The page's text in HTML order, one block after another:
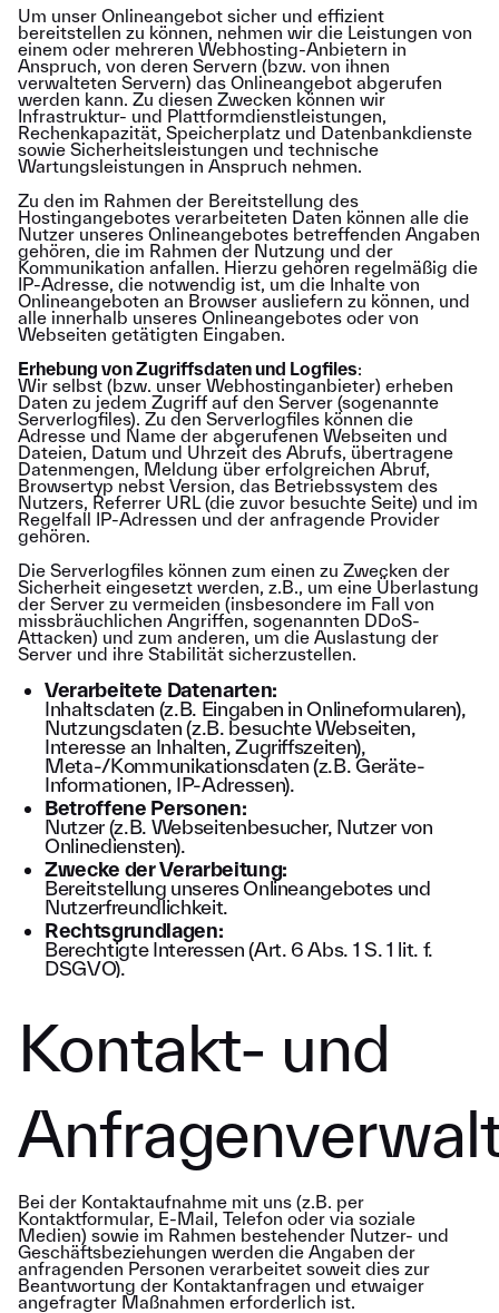
Um unser Onlineangebot sicher und effizient
bereitstellen zu können, nehmen wir die Leistungen von
einem oder mehreren Webhosting-Anbietern in
Anspruch, von deren Servern (bzw. von ihnen
verwalteten Servern) das Onlineangebot abgerufen
werden kann. Zu diesen Zwecken können wir
Infrastruktur- und Plattformdienstleistungen,
Rechenkapazität, Speicherplatz und Datenbankdienste
sowie Sicherheitsleistungen und technische
Wartungsleistungen in Anspruch nehmen.
Zu den im Rahmen der Bereitstellung des
Hostingangebotes verarbeiteten Daten können alle die
Nutzer unseres Onlineangebotes betreffenden Angaben
gehören, die im Rahmen der Nutzung und der
Kommunikation anfallen. Hierzu gehören regelmäßig die
IP-Adresse, die notwendig ist, um die Inhalte von
Onlineangeboten an Browser ausliefern zu können, und
alle innerhalb unseres Onlineangebotes oder von
Webseiten getätigten Eingaben.
Erhebung von Zugriffsdaten und Logfiles:
Wir selbst (bzw. unser Webhostinganbieter) erheben
Daten zu jedem Zugriff auf den Server (sogenannte
Serverlogfiles). Zu den Serverlogfiles können die
Adresse und Name der abgerufenen Webseiten und
Dateien, Datum und Uhrzeit des Abrufs, übertragene
Datenmengen, Meldung über erfolgreichen Abruf,
Browsertyp nebst Version, das Betriebssystem des
Nutzers, Referrer URL (die zuvor besuchte Seite) und im
Regelfall IP-Adressen und der anfragende Provider
gehören.
Die Serverlogfiles können zum einen zu Zwecken der
Sicherheit eingesetzt werden, z.B., um eine Überlastung
der Server zu vermeiden (insbesondere im Fall von
missbräuchlichen Angriffen, sogenannten DDoS-
Attacken) und zum anderen, um die Auslastung der
Server und ihre Stabilität sicherzustellen.
Verarbeitete Datenarten:
Inhaltsdaten (z.B. Eingaben in Onlineformularen),
Nutzungsdaten (z.B. besuchte Webseiten,
Interesse an Inhalten, Zugriffszeiten),
Meta-/Kommunikationsdaten (z.B. Geräte-
Informationen, IP-Adressen).
Betroffene Personen:
Nutzer (z.B. Webseitenbesucher, Nutzer von
Onlinediensten).
Zwecke der Verarbeitung:
Bereitstellung unseres Onlineangebotes und
Nutzerfreundlichkeit.
Rechtsgrundlagen:
Berechtigte Interessen (Art. 6 Abs. 1 S. 1 lit. f.
DSGVO).
Kontakt- und
Bei der Kontaktaufnahme mit uns (z.B. per
Kontaktformular, E-Mail, Telefon oder via soziale
Medien) sowie im Rahmen bestehender Nutzer- und
Geschäftsbeziehungen werden die Angaben der
anfragenden Personen verarbeitet soweit dies zur
Beantwortung der Kontaktanfragen und etwaiger
angefragter Maßnahmen erforderlich ist.